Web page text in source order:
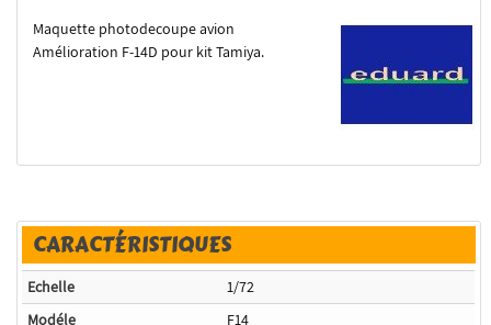
Maquette photodecoupe avion
Amélioration F-14D pour kit Tamiya.
CARACTÉRISTIQUES
Echelle
1/72
Modéle
F14